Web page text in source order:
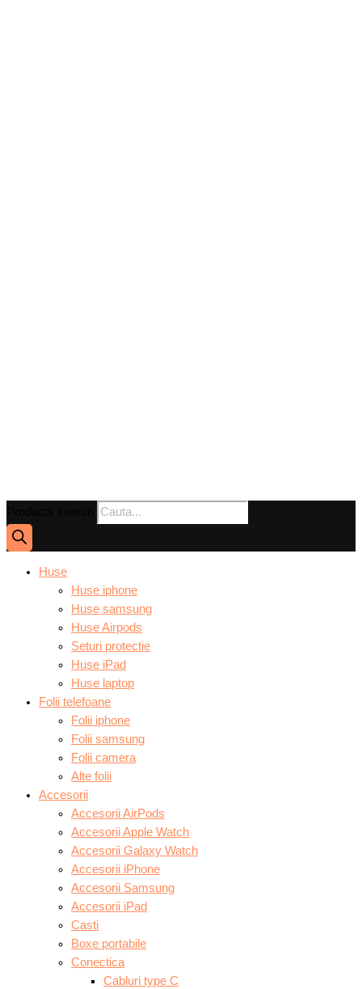
Huse
Huse iphone
Huse samsung
Huse Airpods
Seturi protectie
Huse iPad
Huse laptop
Folii telefoane
Folii iphone
Folii samsung
Folii camera
Alte folii
Accesorii
Accesorii AirPods
Accesorii Apple Watch
Accesorii Galaxy Watch
Accesorii iPhone
Accesorii Samsung
Accesorii iPad
Casti
Boxe portabile
Conectica
Cabluri type C